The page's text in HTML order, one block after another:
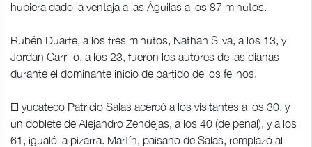
hubiera dado la ventaja a las Águilas a los 87 minutos.
Rubén Duarte, a los tres minutos, Nathan Silva, a los 13, y
Jordan Carrillo, a los 23, fueron los autores de las dianas
durante el dominante inicio de partido de los felinos.
El yucateco Patricio Salas acercó a los visitantes a los 30, y
un doblete de Alejandro Zendejas, a los 40 (de penal), y a los
61, igualó la pizarra. Martín, paisano de Salas, remplazó al